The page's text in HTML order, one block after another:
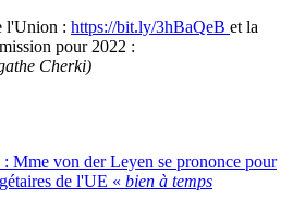
l'Union : https://bit.ly/3hBaQeB et la
pour 2022 :
Cherki)
: Mme von der Leyen se prononce pour
de l'UE « bien à temps